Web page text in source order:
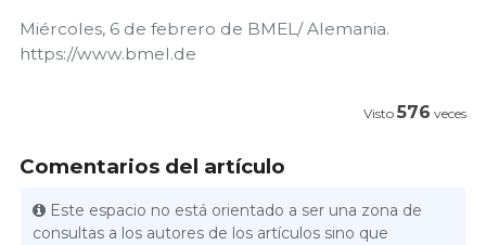
Miércoles, 6 de febrero de BMEL/ Alemania.
https://www.bmel.de
Visto 576 veces
Comentarios del artículo
Este espacio no está orientado a ser una zona de
consultas a los autores de los artículos sino que